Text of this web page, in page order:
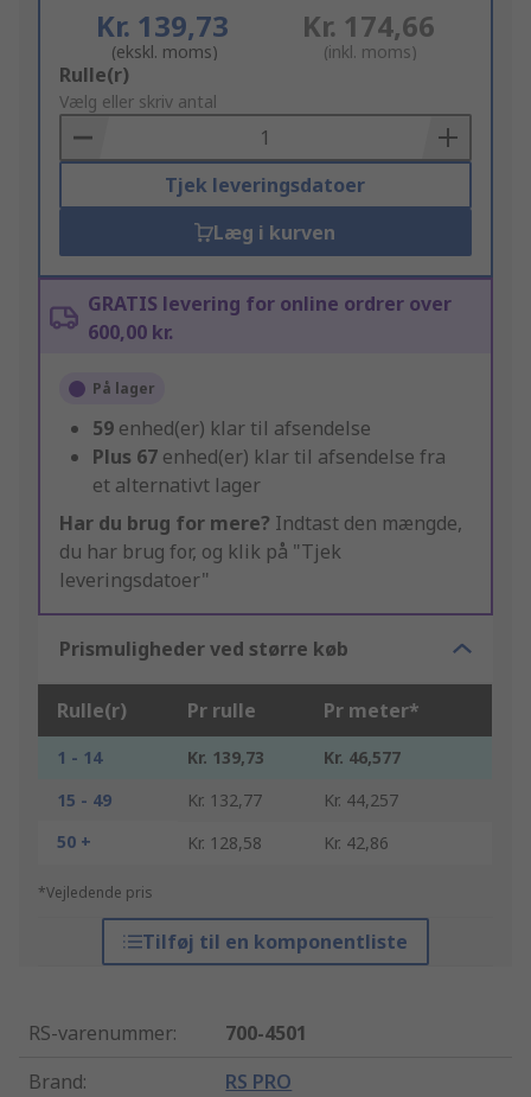
Kr. 139,73
(ekskl. moms)
Kr. 174,66
(inkl. moms)
Add
to
Basket
Rulle(r)
Vælg eller skriv antal
Tjek leveringsdatoer
Læg i kurven
GRATIS levering for online ordrer over
600,00 kr.
På lager
59 enhed(er) klar til afsendelse
Plus 67 enhed(er) klar til afsendelse fra
et alternativt lager
Har du brug for mere? Indtast den mængde,
du har brug for, og klik på "Tjek
leveringsdatoer"
Prismuligheder ved større køb
Rulle(r) Pr rulle Pr meter*
1 - 14 Kr. 139,73
Kr. 46,577
15 - 49
Kr. 132,77
Kr. 44,257
50 +
Kr. 128,58 Kr. 42,86
*Vejledende pris
Tilføj til en komponentliste
RS-varenummer:
700-4501
Brand: RS PRO